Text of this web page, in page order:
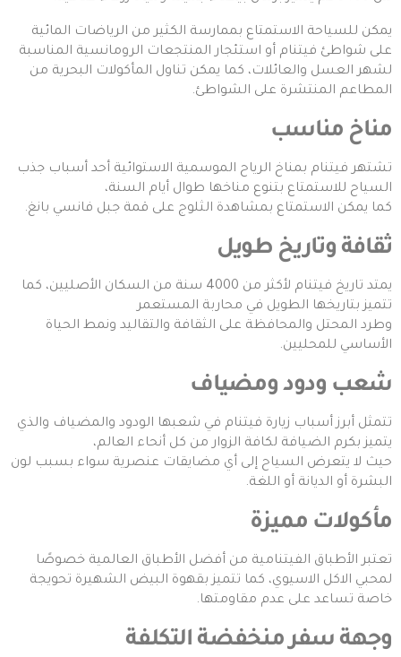
يمكن للسياحة الاستمتاع بممارسة الكثير من الرياضات المائية
على شواطئ فيتنام أو استئجار المنتجعات الرومانسية المناسبة
لشهر العسل والعائلات، كما يمكن تناول المأكولات البحرية من
المطاعم المنتشرة على الشواطئ.
مناخ مناسب
تشتهر فيتنام بمناخ الرياح الموسمية الاستوائية أحد أسباب جذب
السياح للاستمتاع بتنوع مناخها طوال أيام السنة،
كما يمكن الاستمتاع بمشاهدة الثلوج على قمة جبل فانسي بانغ.
ثقافة وتاريخ طويل
يمتد تاريخ فيتنام لأكثر من 4000 سنة من السكان الأصليين، كما
تتميز بتاريخها الطويل في محاربة المستعمر
وطرد المحتل والمحافظة على الثقافة والتقاليد ونمط الحياة
الأساسي للمحليين.
شعب ودود ومضياف
تتمثل أبرز أسباب زيارة فيتنام في شعبها الودود والمضياف والذي
يتميز بكرم الضيافة لكافة الزوار من كل أنحاء العالم،
حيث لا يتعرض السياح إلى أي مضايقات عنصرية سواء بسبب لون
البشرة أو الديانة أو اللغة.
مأكولات مميزة
تعتبر الأطباق الفيتنامية من أفضل الأطباق العالمية خصوصًا
لمحبي الاكل الاسيوي، كما تتميز بقهوة البيض الشهيرة تحويجة
خاصة تساعد على عدم مقاومتها.
وجهة سفر منخفضة التكلفة